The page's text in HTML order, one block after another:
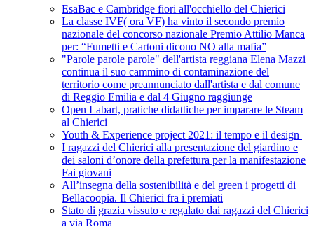
EsaBac e Cambridge fiori all'occhiello del Chierici
La classe IVF( ora VF) ha vinto il secondo premio
nazionale del concorso nazionale Premio Attilio Manca
per: “Fumetti e Cartoni dicono NO alla mafia”
"Parole parole parole" dell'artista reggiana Elena Mazzi
continua il suo cammino di contaminazione del
territorio come preannunciato dall'artista e dal comune
di Reggio Emilia e dal 4 Giugno raggiunge
Open Labart, pratiche didattiche per imparare le Steam
al Chierici
Youth & Experience project 2021: il tempo e il design
I ragazzi del Chierici alla presentazione del giardino e
dei saloni d’onore della prefettura per la manifestazione
Fai giovani
All’insegna della sostenibilità e del green i progetti di
Bellacoopia. Il Chierici fra i premiati
Stato di grazia vissuto e regalato dai ragazzi del Chierici
a via Roma